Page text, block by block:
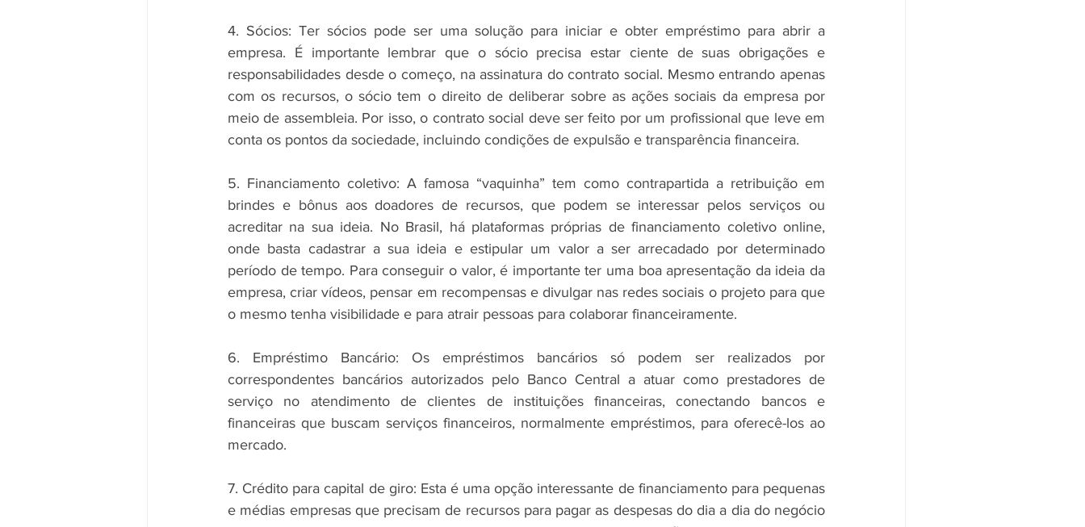
4. Sócios: Ter sócios pode ser uma solução para iniciar e obter empréstimo para abrir a
empresa. É importante lembrar que o sócio precisa estar ciente de suas obrigações e
responsabilidades desde o começo, na assinatura do contrato social. Mesmo entrando apenas
com os recursos, o sócio tem o direito de deliberar sobre as ações sociais da empresa por
meio de assembleia. Por isso, o contrato social deve ser feito por um profissional que leve em
conta os pontos da sociedade, incluindo condições de expulsão e transparência financeira.
5. Financiamento coletivo: A famosa “vaquinha” tem como contrapartida a retribuição em
brindes e bônus aos doadores de recursos, que podem se interessar pelos serviços ou
acreditar na sua ideia. No Brasil, há plataformas próprias de financiamento coletivo online,
onde basta cadastrar a sua ideia e estipular um valor a ser arrecadado por determinado
período de tempo. Para conseguir o valor, é importante ter uma boa apresentação da ideia da
empresa, criar vídeos, pensar em recompensas e divulgar nas redes sociais o projeto para que
o mesmo tenha visibilidade e para atrair pessoas para colaborar financeiramente.
6. Empréstimo Bancário: Os empréstimos bancários só podem ser realizados por
correspondentes bancários autorizados pelo Banco Central a atuar como prestadores de
serviço no atendimento de clientes de instituições financeiras, conectando bancos e
financeiras que buscam serviços financeiros, normalmente empréstimos, para oferecê-los ao
mercado.
7. Crédito para capital de giro: Esta é uma opção interessante de financiamento para pequenas
e médias empresas que precisam de recursos para pagar as despesas do dia a dia do negócio